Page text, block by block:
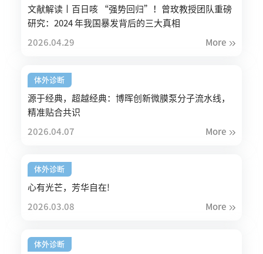
文献解读丨百日咳 “强势回归”！曾玫教授团队重磅
研究：2024 年我国暴发背后的三大真相
2026.04.29 More
体外诊断
源于经典，超越经典：博晖创新微膜泵分子流水线，
精准贴合共识
2026.04.07 More
体外诊断
心有光芒，芳华自在!
2026.03.08 More
体外诊断